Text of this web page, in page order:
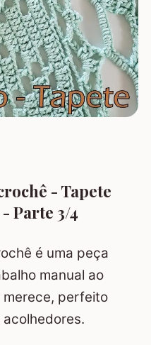
- Tapete
Parte 3/4
é uma peça
manual ao
perfeito